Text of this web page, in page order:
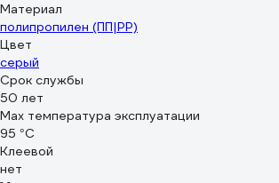
Материал
полипропилен (ПП|PP)
Цвет
серый
Срок службы
50 лет
Max температура эксплуатации
95 °С
Клеевой
нет